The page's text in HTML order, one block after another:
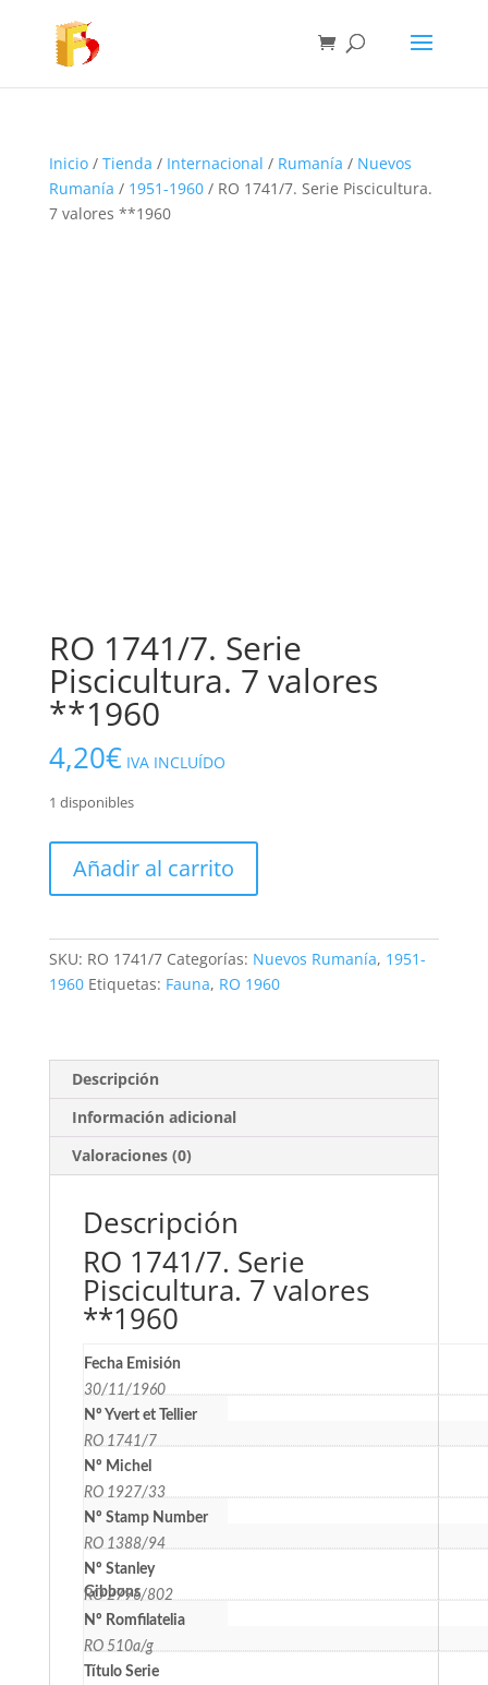
Inicio/ Tienda / Internacional / Rumanía / Nuevos
Rumanía / 1951-1960/ RO 1741/7. Serie Piscicultura.
7 valores **1960
RO 1741/7. Serie
Piscicultura. 7 valores
**1960
4,20€ IVA INCLUÍDO
1 disponibles
1741/7.
7
valores
Añadir al carrito
SKU: RO 1741/7 Categorías: Nuevos Rumanía, 1951-
1960 Etiquetas: Fauna, RO 1960
Descripción
Información adicional
Valoraciones (0)
Descripción
RO 1741/7. Serie
Piscicultura. 7 valores
**1960
Fecha Emisión
30/11/1960
Nº Yvert et Tellier
RO 1741/7
Nº Michel
RO 1927/33
Nº Stamp Number
RO 1388/94
Nº Stanley
Gibbons
RO 2796/802
Nº Romfilatelia
RO 510a/g
Título Serie